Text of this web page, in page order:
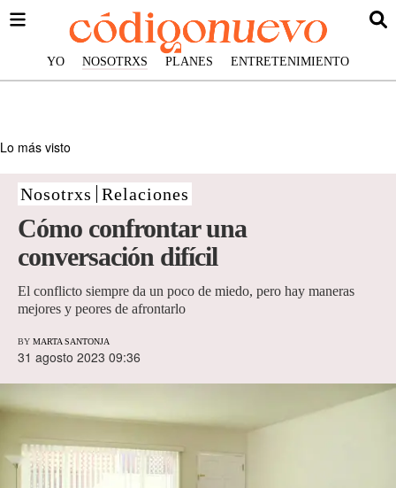
YO NOSOTRXS PLANES ENTRETENIMIENTO
Lo más visto
Nosotrxs Relaciones
Cómo confrontar una
conversación difícil
El conflicto siempre da un poco de miedo, pero hay maneras
mejores y peores de afrontarlo
BY MARTA SANTONJA
31 agosto 2023 09:36